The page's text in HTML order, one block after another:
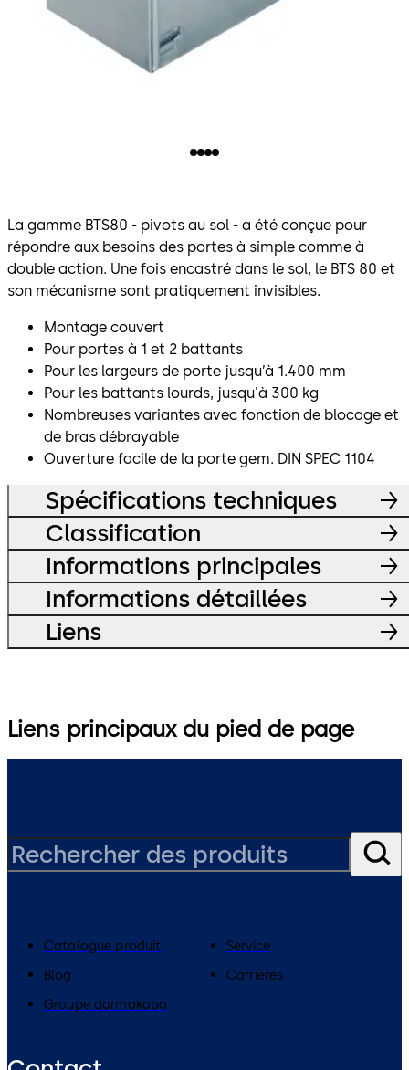
La gamme BTS80 - pivots au sol - a été conçue pour
répondre aux besoins des portes à simple comme à
double action. Une fois encastré dans le sol, le BTS 80 et
son mécanisme sont pratiquement invisibles.
Montage couvert
Pour portes à 1 et 2 battants
Pour les largeurs de porte jusqu’à 1.400 mm
Pour les battants lourds, jusqu'à 300 kg
Nombreuses variantes avec fonction de blocage et
de bras débrayable
Ouverture facile de la porte gem. DIN SPEC 1104
Spécifications techniques
Classification
Informations principales
Informations détaillées
Liens
Liens principaux du pied de page
Catalogue produit
Service
Blog
Carrières
Groupe dormakaba